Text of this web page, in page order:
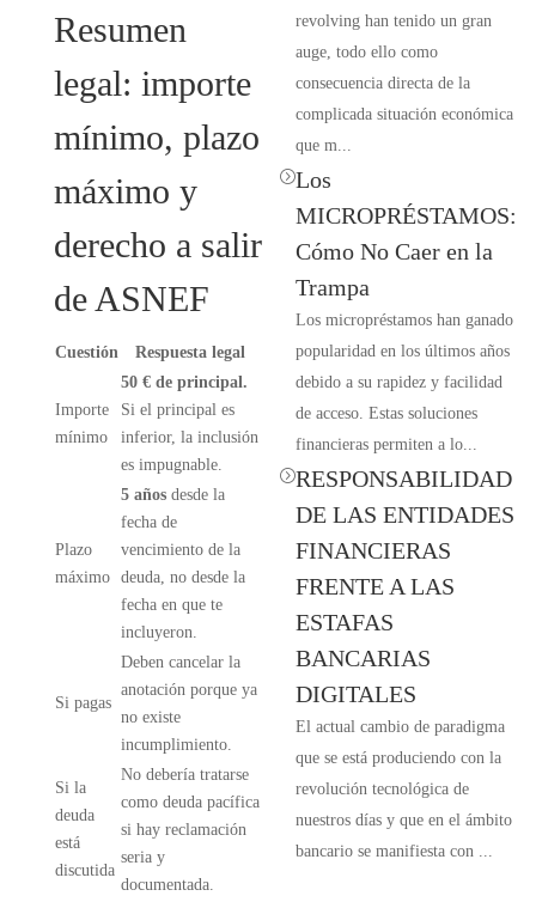
Resumen
legal: importe
mínimo, plazo
máximo y
derecho a salir
de ASNEF
Cuestión Respuesta legal
Importe
mínimo
50 € de principal.
Si el principal es
inferior, la inclusión
es impugnable.
Plazo
máximo
5 añosdesde la
fecha de
vencimiento de la
deuda, no desde la
fecha en que te
incluyeron.
Si pagas
Deben cancelar la
anotación porque ya
no existe
incumplimiento.
Si la
deuda
está
discutida
No debería tratarse
como deuda pacífica
si hay reclamación
seria y
documentada.
revolving han tenido un gran
auge, todo ello como
consecuencia directa de la
complicada situación económica
que m...
=Los
MICROPRÉSTAMOS:
Cómo No Caer en la
Trampa
Los micropréstamos han ganado
popularidad en los últimos años
debido a su rapidez y facilidad
de acceso. Estas soluciones
financieras permiten a lo...
=RESPONSABILIDAD
DE LAS ENTIDADES
FINANCIERAS
FRENTE A LAS
ESTAFAS
BANCARIAS
DIGITALES
El actual cambio de paradigma
que se está produciendo con la
revolución tecnológica de
nuestros días y que en el ámbito
bancario se manifiesta con ...